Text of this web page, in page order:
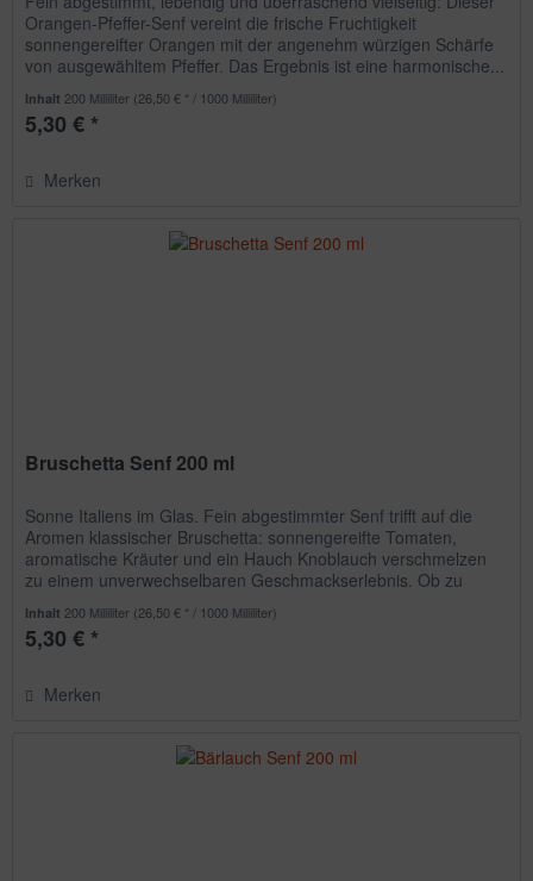
Orangen-Pfeffer-Senf vereint die frische Fruchtigkeit
sonnengereifter Orangen mit der angenehm würzigen Schärfe
von ausgewähltem Pfeffer. Das Ergebnis ist eine harmonische...
Inhalt200 Milliliter (26,50 € * / 1000 Milliliter)
5,30 € *
Merken
Bruschetta Senf 200 ml
Sonne Italiens im Glas. Fein abgestimmter Senf trifft auf die
Aromen klassischer Bruschetta: sonnengereifte Tomaten,
aromatische Kräuter und ein Hauch Knoblauch verschmelzen
zu einem unverwechselbaren Geschmackserlebnis. Ob zu
Inhalt200 Milliliter (26,50 € * / 1000 Milliliter)
5,30 € *
Merken